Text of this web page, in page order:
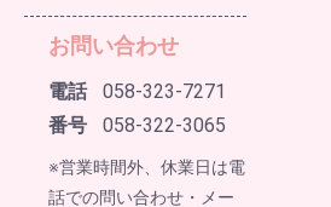
お問い合わせ
電話
番号
058-323-7271
058-322-3065
※営業時間外、休業日は電
話での問い合わせ・メー